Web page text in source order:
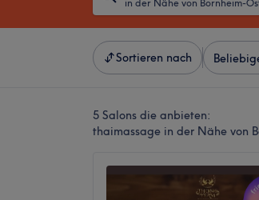
Sortieren nach
5 Salons die anbieten:
thaimassage in der Nähe von